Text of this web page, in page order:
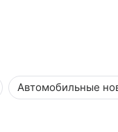
Автомобильные